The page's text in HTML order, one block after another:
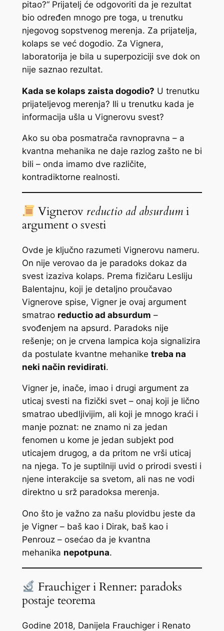
pitao?“Prijatelj će odgovoriti da je rezultat
bio određen mnogo pre toga, u trenutku
njegovog sopstvenog merenja. Za prijatelja,
kolaps se već dogodio. Za Vignera,
laboratorija je bila u superpoziciji sve dok on
nije saznao rezultat.
Kada se kolaps zaista dogodio? U trenutku
prijateljevog merenja? Ili u trenutku kada je
informacija ušla u Vignerovu svest?
Ako su oba posmatrača ravnopravna – a
kvantna mehanika ne daje razlog zašto ne bi
bili – onda imamo dve različite,
kontradiktorne realnosti.
Vignerov reductio ad absurdum i
argument o svesti
Ovde je ključno razumeti Vignerovu nameru.
On nije verovao da je paradoks dokaz da
svest izaziva kolaps. Prema fizičaru Lesliju
Balentajnu, koji je detaljno proučavao
Vignerove spise, Vigner je ovaj argument
smatrao reductio ad absurdum –
svođenjem na apsurd. Paradoks nije
rešenje; on je crvena lampica koja signalizira
da postulate kvantne mehanike treba na
neki način revidirati.
Vigner je, inače, imao i drugi argument za
uticaj svesti na fizički svet – onaj koji je lično
smatrao ubedljivijim, ali koji je mnogo kraći i
manje poznat: ne znamo ni za jedan
fenomen u kome je jedan subjekt pod
uticajem drugog, a da pritom ne vrši uticaj
na njega. To je suptilniji uvid o prirodi svesti i
njene interakcije sa svetom, ali nas ne vodi
direktno u srž paradoksa merenja.
Ono što je važno za našu plovidbu jeste da
je Vigner – baš kao i Dirak, baš kao i
Penrouz – osećao da je kvantna
mehanika nepotpuna.
Frauchiger i Renner: paradoks
postaje teorema
Godine 2018, Danijela Frauchiger i Renato